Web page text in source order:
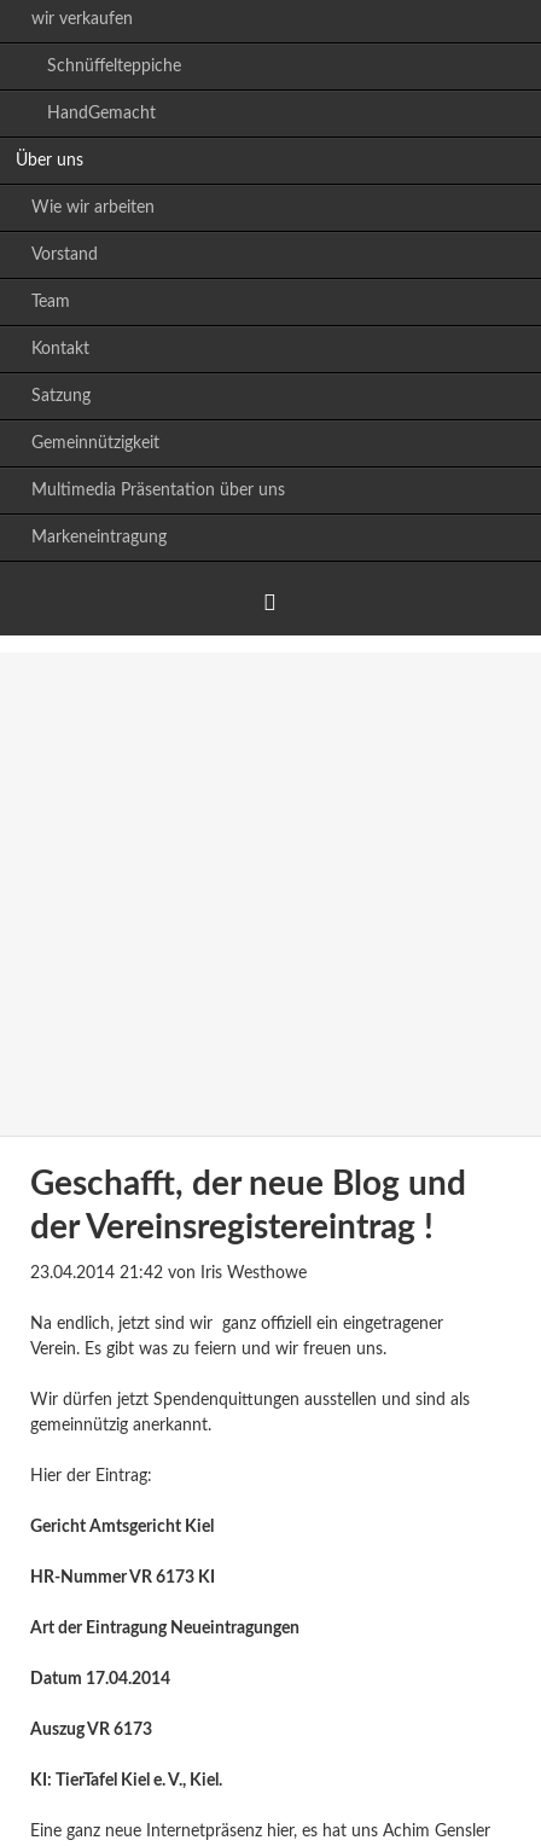
wir verkaufen
Schnüffelteppiche
HandGemacht
Über uns
Wie wir arbeiten
Vorstand
Team
Kontakt
Satzung
Gemeinnützigkeit
Multimedia Präsentation über uns
Markeneintragung
Geschafft, der neue Blog und
der Vereinsregistereintrag !
23.04.2014 21:42von Iris Westhowe
Na endlich, jetzt sind wir ganz offiziell ein eingetragener
Verein. Es gibt was zu feiern und wir freuen uns.
Wir dürfen jetzt Spendenquittungen ausstellen und sind als
gemeinnützig anerkannt.
Hier der Eintrag:
Gericht Amtsgericht Kiel
HR-Nummer VR 6173 KI
Art der Eintragung Neueintragungen
Datum 17.04.2014
Auszug VR 6173
KI: TierTafel Kiel e. V., Kiel.
Eine ganz neue Internetpräsenz hier, es hat uns Achim Gensler